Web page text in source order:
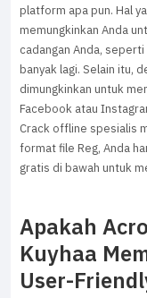
platform apa pun. Hal
memungkinkan Anda
cadangan Anda,
banyak lagi. Selain itu,
dimungkinkan untuk
Facebook atau
Crack offline spesialis
format file Reg, Anda
gratis di bawah untuk
Apakah
Kuyhaa
User-